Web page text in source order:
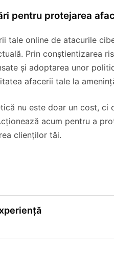
pentru protejarea
tale online de atacurile
Prin conștientizarea
și adoptarea unor
afacerii tale la
nu este doar un cost,
acum pentru a
clienților tăi.